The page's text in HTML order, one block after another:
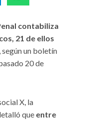
contabiliza
21 de ellos
, según un boletín
20 de
X, la
que entre